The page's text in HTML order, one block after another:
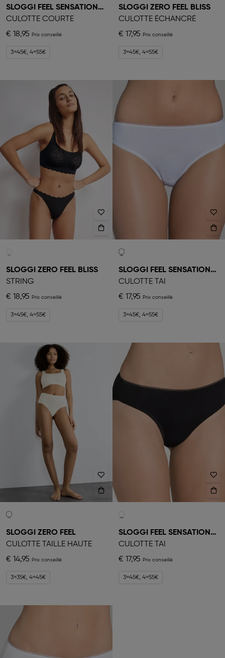
SLOGGI FEEL SENSATIONAL
CULOTTE COURTE
€ 18,95
3=45€, 4=55€
SLOGGI ZERO FEEL BLISS
CULOTTE ÉCHANCRÉ
€ 17,95
3=45€, 4=55€
SLOGGI ZERO FEEL BLISS
STRING
€ 18,95
3=45€, 4=55€
SLOGGI FEEL SENSATIONAL
CULOTTE TAI
€ 17,95
3=45€, 4=55€
SLOGGI ZERO FEEL
CULOTTE TAILLE HAUTE
€ 14,95
3=35€, 4=45€
SLOGGI FEEL SENSATIONAL
CULOTTE TAI
€ 17,95
3=45€, 4=55€